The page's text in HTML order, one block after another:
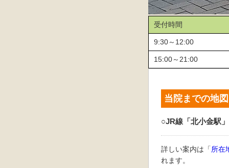
受付時間
9:30～12:00
15:00～21:00
当院までの地図
○JR線「北小金駅
詳しい案内は「所在
れます。